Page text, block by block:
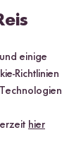
einige
Richtlinien
hier